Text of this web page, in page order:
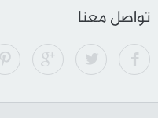
تواصل معنا